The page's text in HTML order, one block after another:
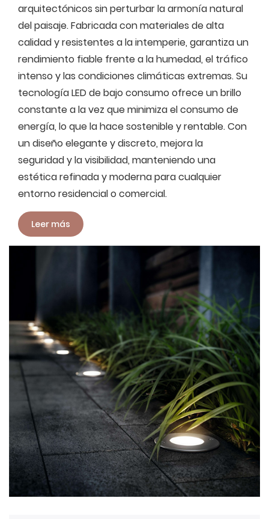
arquitectónicos sin perturbar la armonía natural
del paisaje. Fabricada con materiales de alta
calidad y resistentes a la intemperie, garantiza un
rendimiento fiable frente a la humedad, el tráfico
intenso y las condiciones climáticas extremas. Su
tecnología LED de bajo consumo ofrece un brillo
constante a la vez que minimiza el consumo de
energía, lo que la hace sostenible y rentable. Con
un diseño elegante y discreto, mejora la
seguridad y la visibilidad, manteniendo una
estética refinada y moderna para cualquier
entorno residencial o comercial.
Leer más